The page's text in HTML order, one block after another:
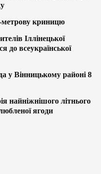
метрову криницю
Іллінецької
до всеукраїнської
у Вінницькому районі 8
найніжнішого літнього
ягоди